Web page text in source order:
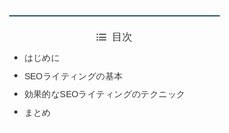
目次
はじめに
SEOライティングの基本
効果的なSEOライティングのテクニック
まとめ